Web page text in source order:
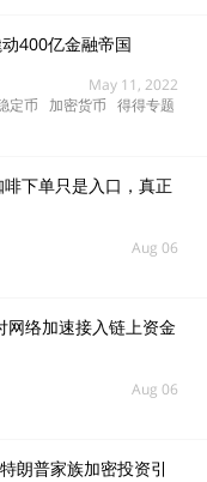
400亿金融帝国
May 11, 2022
定币 加密货币 得得专题
下单只是入口，真正
Aug 06
络加速接入链上资金
Aug 06
朗普家族加密投资引